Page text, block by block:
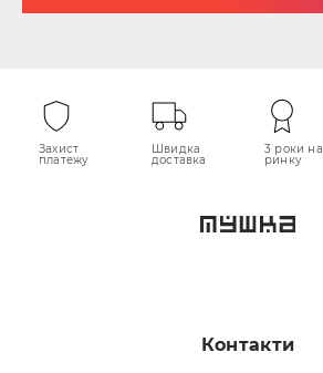
Захист
платежу
Швидка
доставка
3 роки на
ринку
Контакти